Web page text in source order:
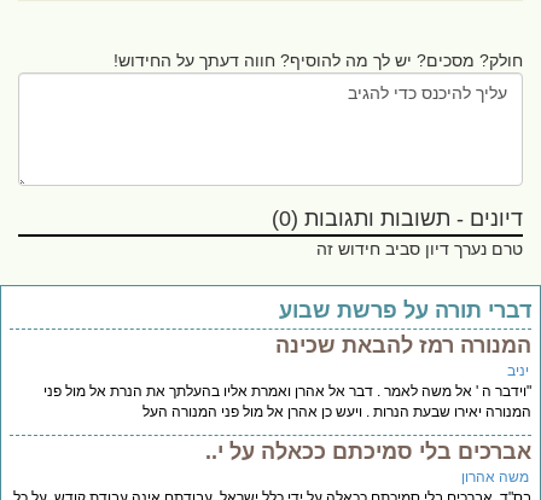
חולק? מסכים? יש לך מה להוסיף? חווה דעתך על החידוש!
דיונים - תשובות ותגובות (0)
טרם נערך דיון סביב חידוש זה
תורה על פרשת שבוע
רמז להבאת שכינה
ה ' אל משה לאמר . דבר אל אהרן ואמרת אליו בהעלתך את הנרת אל מול פני
יאירו שבעת הנרות . ויעש כן אהרן אל מול פני המנורה העל
בלי סמיכתם ככאלה על י..
אהרון